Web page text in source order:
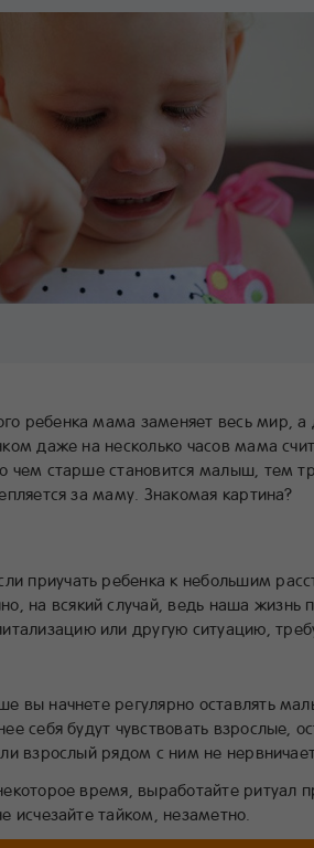
ребенка мама заменяет весь мир,
даже на несколько часов мама
чем старше становится малыш, тем
за маму. Знакомая картина?
приучать ребенка к небольшим
на всякий случай, ведь наша жизнь
или другую ситуацию,
вы начнете регулярно оставлять
себя будут чувствовать
взрослый рядом с ним не
время, выработайте ритуал
исчезайте тайком, незаметно.